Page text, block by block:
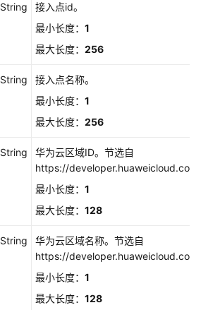
String
接入点id。
最小长度： 1
最大长度： 256
String
接入点名称。
最小长度： 1
最大长度： 256
String
华为云区域ID。节选自
https://
最小长度： 1
最大长度： 128
String
华为云区域名称。节选自
https://
最小长度： 1
最大长度： 128